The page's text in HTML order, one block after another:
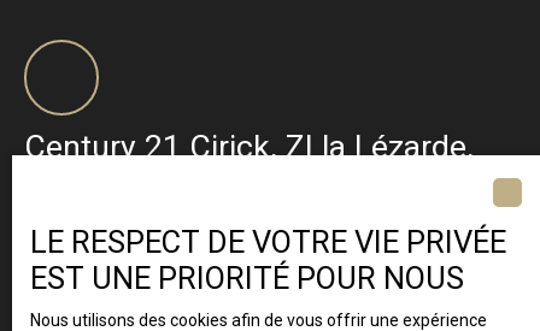
Century 21 Cirick, ZI la Lézarde,
Martinique
LE RESPECT DE VOTRE VIE PRIVÉE
EST UNE PRIORITÉ POUR NOUS
Nous utilisons des cookies afin de vous offrir une expérience